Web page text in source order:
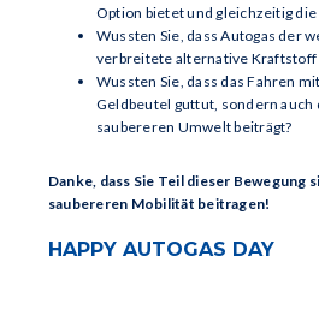
Option bietet und gleichzeitig
Wussten Sie, dass Autogas der
verbreitete alternative Kraftstoff
Wussten Sie, dass das Fahren
Geldbeutel guttut, sondern auch
saubereren Umwelt beiträgt?
Danke, dass Sie Teil dieser Bewegung
saubereren Mobilität beitragen!
HAPPY AUTOGAS DAY